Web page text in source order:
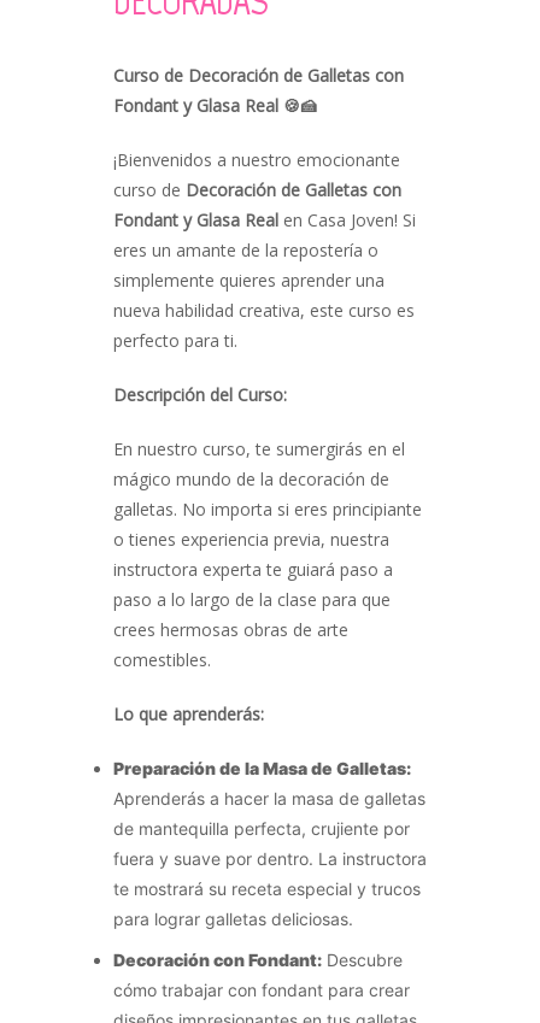
Curso de Decoración de Galletas con
Fondant y Glasa Real 🍪🍰
¡Bienvenidos a nuestro emocionante
curso de Decoración de Galletas con
Fondant y Glasa Real en Casa Joven! Si
eres un amante de la repostería o
simplemente quieres aprender una
nueva habilidad creativa, este curso es
perfecto para ti.
Descripción del Curso:
En nuestro curso, te sumergirás en el
mágico mundo de la decoración de
galletas. No importa si eres principiante
o tienes experiencia previa, nuestra
instructora experta te guiará paso a
paso a lo largo de la clase para que
crees hermosas obras de arte
comestibles.
Lo que aprenderás:
Preparación de la Masa de Galletas:
Aprenderás a hacer la masa de galletas
de mantequilla perfecta, crujiente por
fuera y suave por dentro. La instructora
te mostrará su receta especial y trucos
para lograr galletas deliciosas.
Decoración con Fondant: Descubre
cómo trabajar con fondant para crear